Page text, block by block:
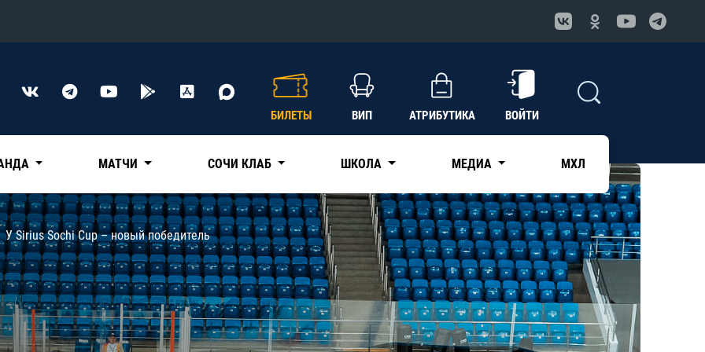
Конференция «Восток»
Нефтехимик
Трактор
Дивизион Чернышева
Авангард
Адмирал
КХЛ
БИЛЕТЫ ВИП АТРИБУТИКА ВОЙТИ
МАТЧИ СОЧИ КЛАБ ШКОЛА МЕДИА МХЛ
У Sirius Sochi Cup – новый победитель